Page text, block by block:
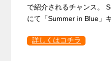
で紹介されるチャンス。
にて「Summer in Blue」
詳しくはコチラ